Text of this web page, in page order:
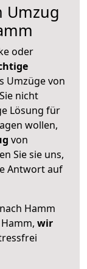
Umzug
oder
Umzüge von
nicht
Lösung für
wollen,
von
Sie sie uns,
Antwort auf
Hamm
wir